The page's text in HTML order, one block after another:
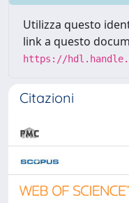
Utilizza questo
link a questo
https://
Citazioni